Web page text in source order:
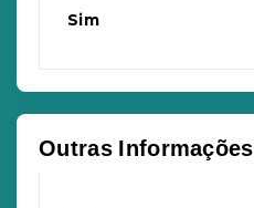
Sim
Outras Informações